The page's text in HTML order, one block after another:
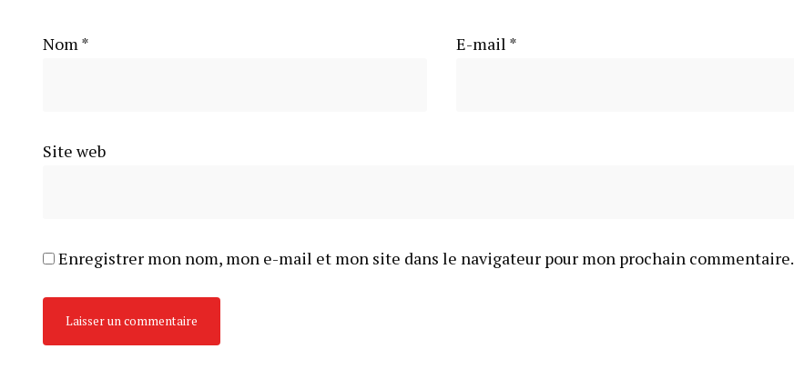
Nom* E-mail *
Site web
Enregistrer mon nom, mon e-mail et mon site dans le navigateur pour mon prochain commentaire.